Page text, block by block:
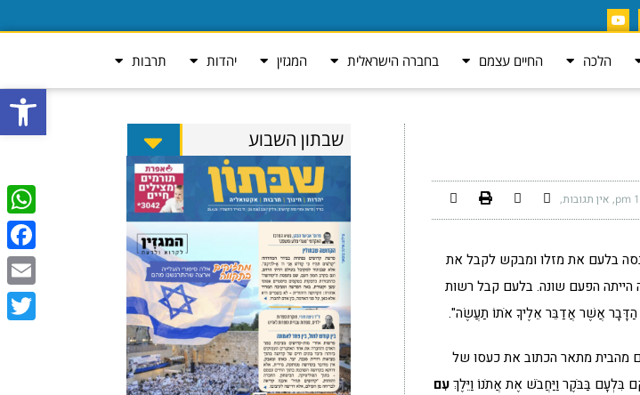
פתח
הלכה החיים עצמם בחברה הישראלית המגזין יהדות תרבות
אין תגובות
בלעם את מזלו ומבקש לקבל את
הפעם שונה. בלעם קבל רשות
אֲשֶׁר אֲדַבֵּר אֵלֶיךָ אֹתוֹ תַעֲשֶׂה".
מהבית מתאר הכתוב את כעסו של
בִּלְעָם בַּבֹּקֶר וַיַּחֲבֹשׁ אֶת אֲתֹנוֹ וַיֵּלֶךְעִם
שבתון השבוע
Email